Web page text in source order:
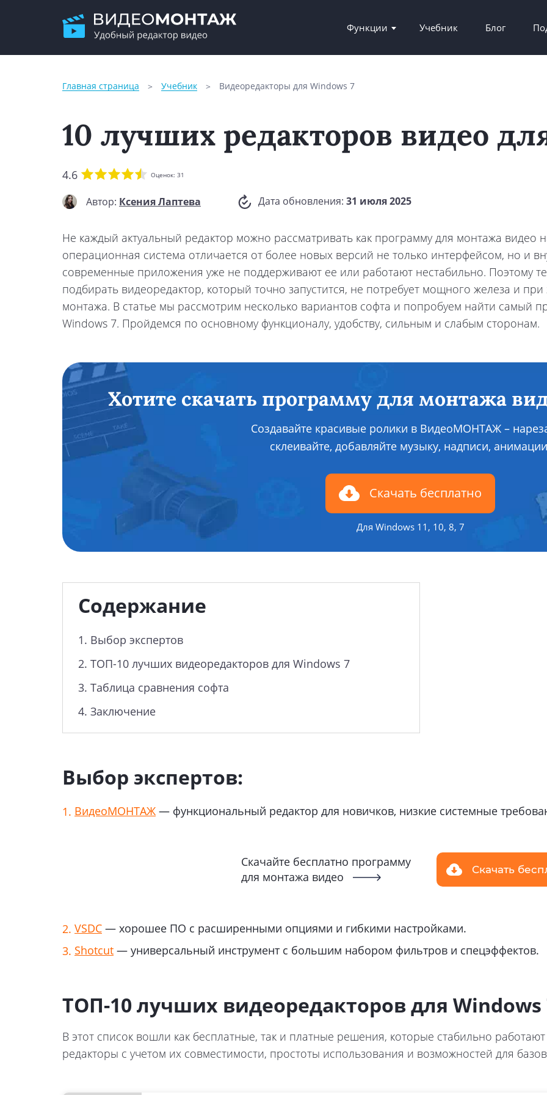
Функции Учебник Блог
Главная страница Учебник Видеоредакторы для Windows 7
10 лучших редакторов видео
4.6 Оценок: 31
Автор: Ксения Лаптева Дата обновления: 31 июля 2025
Не каждый актуальный редактор можно рассматривать как программу для монтажа видео
операционная система отличается от более новых версий не только интерфейсом, но и
современные приложения уже не поддерживают ее или работают нестабильно. Поэтому
подбирать видеоредактор, который точно запустится, не потребует мощного железа и
монтажа. В статье мы рассмотрим несколько вариантов софта и попробуем найти самый
Windows 7. Пройдемся по основному функционалу, удобству, сильным и слабым сторонам.
Хотите скачать программу для монтажа
Создавайте красивые ролики в ВидеоМОНТАЖ –
склеивайте, добавляйте музыку, надписи,
Скачать бесплатно
Для Windows 11, 10, 8, 7
Содержание
1. Выбор экспертов
2. ТОП-10 лучших видеоредакторов для Windows 7
3. Таблица сравнения софта
4. Заключение
Выбор экспертов:
ВидеоМОНТАЖ — функциональный редактор для новичков, низкие системные
Скачайте бесплатно программу
для монтажа видео
Скачать
VSDC — хорошее ПО с расширенными опциями и гибкими настройками.
Shotcut — универсальный инструмент с большим набором фильтров и спецэффектов.
ТОП-10 лучших видеоредакторов для Windows
В этот список вошли как бесплатные, так и платные решения, которые стабильно
редакторы с учетом их совместимости, простоты использования и возможностей для